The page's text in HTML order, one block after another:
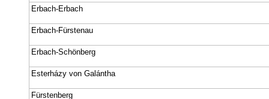
Erbach-Erbach
Erbach-Fürstenau
Erbach-Schönberg
Esterházy von Galántha
Fürstenberg